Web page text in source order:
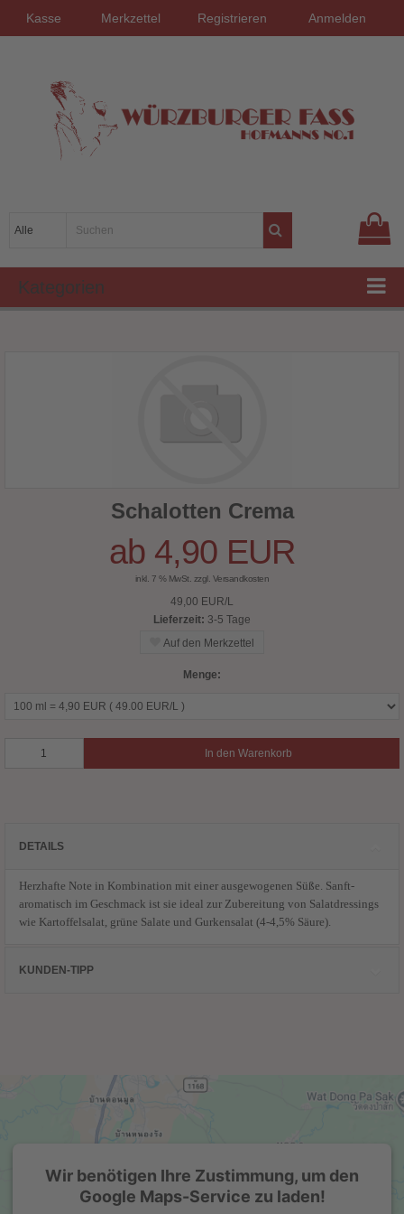
Kasse Merkzettel Registrieren Anmelden
Kategorien
Schalotten Crema
ab 4,90 EUR
inkl. 7 % MwSt. zzgl. Versandkosten
49,00 EUR/L
Lieferzeit: 3-5 Tage
Menge:
In den Warenkorb
DETAILS
Herzhafte Note in Kombination mit einer ausgewogenen Süße. Sanft-
aromatisch im Geschmack ist sie ideal zur Zubereitung von Salatdressings
wie Kartoffelsalat, grüne Salate und Gurkensalat (4-4,5% Säure).
KUNDEN-TIPP
Modena RISERVA 20
Sterne
Modena BIANCO
Wir benötigen Ihre Zustimmung, um den
Google Maps-Service zu laden!